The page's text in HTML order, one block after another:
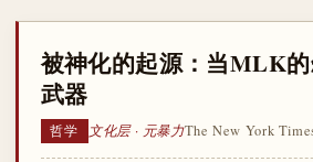
被神化的起源：当MLK
武器
哲学 文化层 · 元暴力The New York